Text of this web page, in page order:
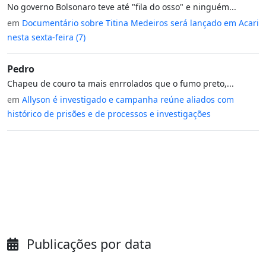
No governo Bolsonaro teve até "fila do osso" e ninguém...
em Documentário sobre Titina Medeiros será lançado em Acari
nesta sexta-feira (7)
Pedro
Chapeu de couro ta mais enrrolados que o fumo preto,...
em Allyson é investigado e campanha reúne aliados com
histórico de prisões e de processos e investigações
Publicações por data